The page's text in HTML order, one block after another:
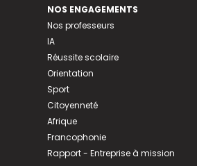
NOS ENGAGEMENTS
Nos professeurs
IA
Réussite scolaire
Orientation
Sport
Citoyenneté
Afrique
Francophonie
Rapport - Entreprise à mission